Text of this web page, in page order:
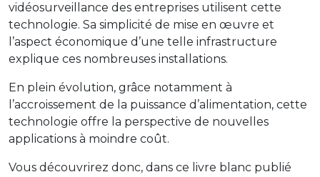
vidéosurveillance des entreprises utilisent cette
technologie. Sa simplicité de mise en œuvre et
l’aspect économique d’une telle infrastructure
explique ces nombreuses installations.
En plein évolution, grâce notamment à
l’accroissement de la puissance d’alimentation, cette
technologie offre la perspective de nouvelles
applications à moindre coût.
Vous découvrirez donc, dans ce livre blanc publié